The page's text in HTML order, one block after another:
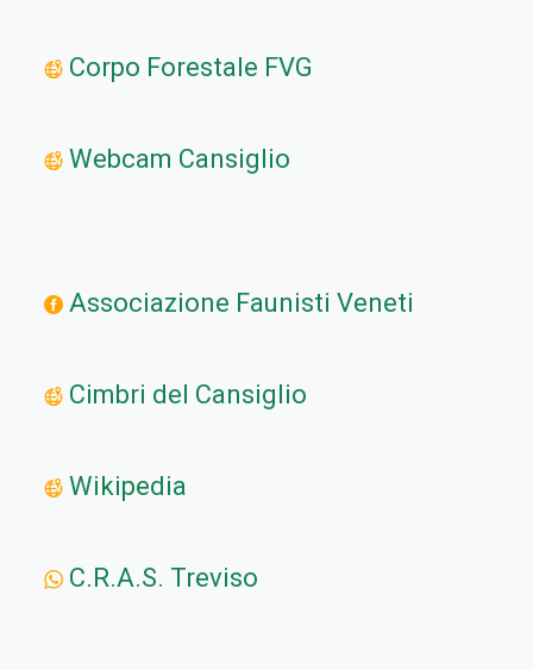
Corpo Forestale FVG
Webcam Cansiglio
Associazione Faunisti Veneti
Cimbri del Cansiglio
Wikipedia
C.R.A.S. Treviso